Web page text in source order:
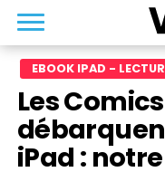
EBOOK IPAD -
Les
iPad :